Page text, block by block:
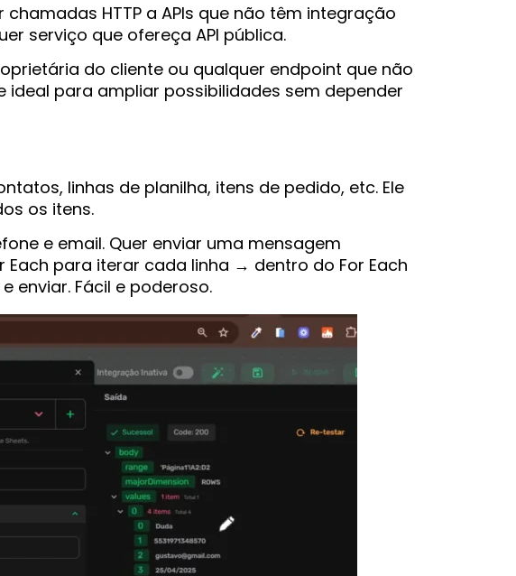
HTTP a APIs que não têm integração
serviço que ofereça API pública.
do cliente ou qualquer endpoint que não
ideal para ampliar possibilidades sem depender
linhas de planilha, itens de pedido, etc. Ele
os itens.
e email. Quer enviar uma mensagem
para iterar cada linha → dentro do For Each
enviar. Fácil e poderoso.